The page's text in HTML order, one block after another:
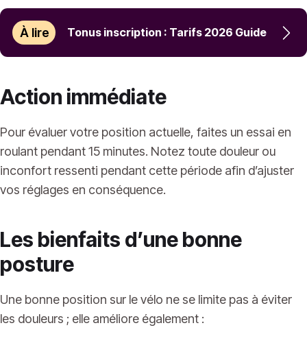
À lire Tonus inscription : Tarifs 2026 Guide
Action immédiate
Pour évaluer votre position actuelle, faites un essai en
roulant pendant 15 minutes. Notez toute douleur ou
inconfort ressenti pendant cette période afin d’ajuster
vos réglages en conséquence.
Les bienfaits d’une bonne
posture
Une bonne position sur le vélo ne se limite pas à éviter
les douleurs ; elle améliore également :